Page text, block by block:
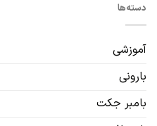
دسته‌ها
آموزشی
بارونی
بامبر جکت